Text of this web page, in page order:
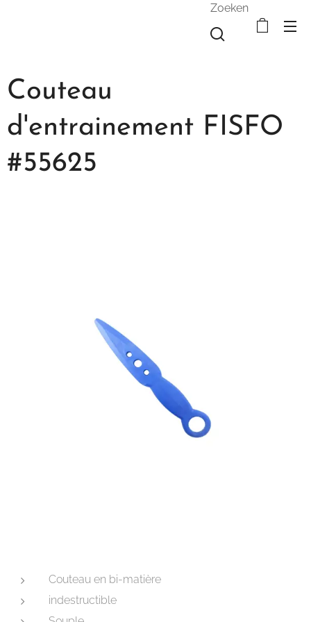
Zoeken
Couteau
d'entrainement FISFO
#55625
Couteau en bi-matière
indestructible